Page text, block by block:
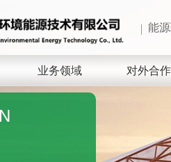
能
业务领域 对外合作